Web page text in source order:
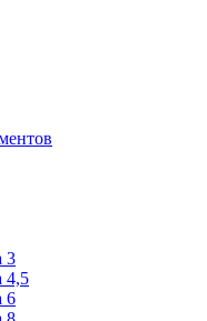
3
4,5
6